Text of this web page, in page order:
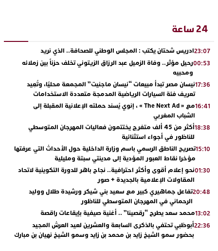
24 ساعة
23:07ادريس شحتان يكتب : المجلس الوطني للصحافة.. الذي نريد
00:53رحيل مؤثر.. وفاة الزميل عبد الرزاق الزيتوني تخلف حزناً بين زملائه
ومحبيه
17:36نيسان مصر تبدأ مبيعات “نيسان ماجنيت” المجمعة محليًا، وتُعِيد
تعريف فئة السيارات الرياضية المدمجة متعددة الاستخدامات
16:41
مع « The Next Ad » ، إنوي يُسند حملته الإعلانية المقبلة إلى
الشباب المغربي
18:38
أكثر من 45 ألف متفرج يختتمون فعاليات المهرجان المتوسطي
للناظور في أجواء استثنائية
15:10تصريح الناطق الرسمي باسم وزارة الداخلية حول الأحداث التي عرفتها
مؤخرا نقاط العبور المؤدية إلى مدينتي سبتة ومليلية
01:30نحو إعلام أقوى وأكثر احترافية.. نجاح باهر للدورة التكوينية لاتحاد
المقاولات الإعلامية بالجديدة + صور
20:48تفاعل جماهيري كبير مع سعيد بني شيكر ورشيدة طلال ووليد
الرحماني في المهرجان المتوسطي للناظور
13:02محمد سعد يطرح “رقصينا” .. أغنية صيفية بإيقاعات راقصة
22:36أبوظبي تحتفي بالذكرى السابعة والعشرين لعيد العرش المجيد
بحضور سمو الشيخ زايد بن محمد بن زايد وسمو الشيخ نهيان بن مبارك